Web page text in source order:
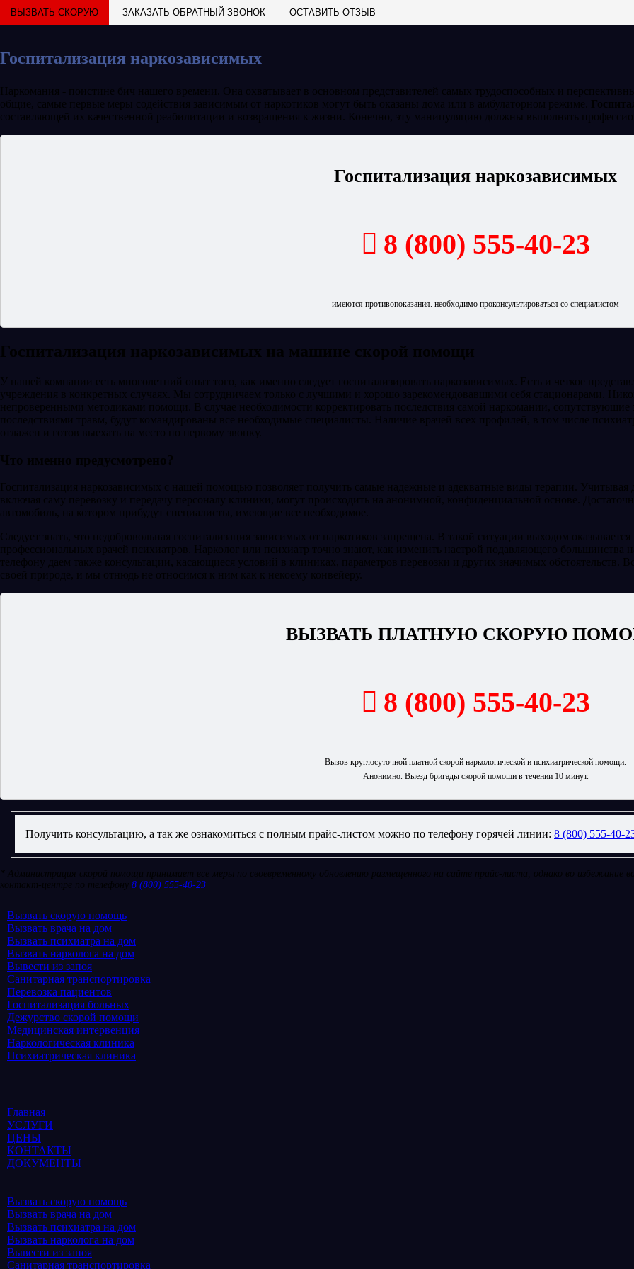
ВЫЗВАТЬ СКОРУЮ ЗАКАЗАТЬ ОБРАТНЫЙ ЗВОНОК ОСТАВИТЬ ОТЗЫВ
Госпитализация наркозависимых
Наркомания - поистине бич нашего времени. Она охватывает в основном представителей самых трудоспособных и
общие, самые первые меры содействия зависимым от наркотиков могут быть оказаны дома или в амбулаторном режиме.
составляющей их качественной реабилитации и возвращения к жизни. Конечно, эту манипуляцию должны выполнять
Госпитализация наркозависимых
8 (800) 555-40-23
имеются противопоказания. необходимо проконсультироваться со специалистом
Госпитализация наркозависимых на машине скорой помощи
У нашей компании есть многолетний опыт того, как именно следует госпитализировать наркозависимых. Есть и четкое
учреждения в конкретных случаях. Мы сотрудничаем только с лучшими и хорошо зарекомендовавшими себя стационарами.
непроверенными методиками помощи. В случае необходимости корректировать последствия самой наркомании, сопутствующие
последствиями травм, будут командированы все необходимые специалисты. Наличие врачей всех профилей, в том числе
отлажен и готов выехать на место по первому звонку.
Что именно предусмотрено?
Госпитализация наркозависимых с нашей помощью позволяет получить самые надежные и адекватные виды терапии. Учитывая
включая саму перевозку и передачу персоналу клиники, могут происходить на анонимной, конфиденциальной основе.
автомобиль, на котором прибудут специалисты, имеющие все необходимое.
Следует знать, что недобровольная госпитализация зависимых от наркотиков запрещена. В такой ситуации выходом
профессиональных врачей психиатров. Нарколог или психиатр точно знают, как изменить настрой подавляющего большинства
телефону даем также консультации, касающиеся условий в клиниках, параметров перевозки и других значимых
своей природе, и мы отнюдь не относимся к ним как к некоему конвейеру.
ВЫЗВАТЬ ПЛАТНУЮ СКОРУЮ
8 (800) 555-40-23
Вызов круглосуточной платной скорой наркологической и психиатрической помощи.
Анонимно. Выезд бригады скорой помощи в течении 10 минут.
Получить консультацию, а так же ознакомиться с полным прайс-листом можно по телефону горячей линии: 8 (800) 555-40-
* Администрация скорой помощи принимает все меры по своевременному обновлению размещенного на сайте прайс-листа, однако во избежание
контакт-центре по телефону 8 (800) 555-40-23
Вызвать скорую помощь
Вызвать врача на дом
Вызвать психиатра на дом
Вызвать нарколога на дом
Вывести из запоя
Санитарная транспортировка
Перевозка пациентов
Госпитализация больных
Дежурство скорой помощи
Медицинская интервенция
Наркологическая клиника
Психиатрическая клиника
Главная
УСЛУГИ
ЦЕНЫ
КОНТАКТЫ
ДОКУМЕНТЫ
Вызвать скорую помощь
Вызвать врача на дом
Вызвать психиатра на дом
Вызвать нарколога на дом
Вывести из запоя
Санитарная транспортировка